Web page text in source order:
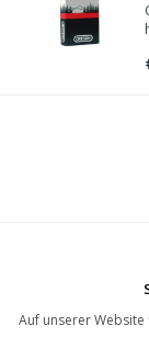
Auf unserer Website